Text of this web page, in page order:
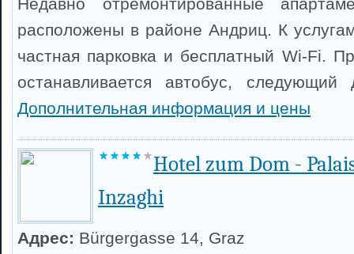
расположены в районе Андриц. К
частная парковка и бесплатный Wi-Fi.
останавливается автобус,
Дополнительная информация и цены
Hotel zum Dom -
Inzaghi
Адрес: Bürgergasse 14, Graz